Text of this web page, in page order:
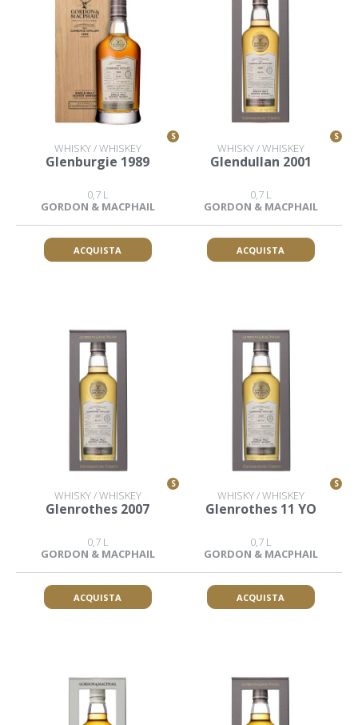
S
WHISKY / WHISKEY
Glenburgie 1989
0,7 L
GORDON & MACPHAIL
ACQUISTA
S
WHISKY / WHISKEY
Glendullan 2001
0,7 L
GORDON & MACPHAIL
ACQUISTA
S
WHISKY / WHISKEY
Glenrothes 2007
0,7 L
GORDON & MACPHAIL
ACQUISTA
S
WHISKY / WHISKEY
Glenrothes 11 YO
0,7 L
GORDON & MACPHAIL
ACQUISTA